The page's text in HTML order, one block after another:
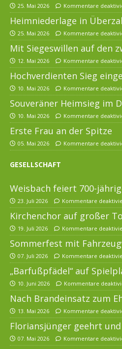
25. Mai 2026 Kommentare
Heimniederlage in
25. Mai 2026 Kommentare
Mit Siegeswillen auf den
12. Mai 2026 Kommentare
Hochverdienten Sieg
10. Mai 2026 Kommentare
Souveräner Heimsieg im
10. Mai 2026 Kommentare
Erste Frau an der Spitze
05. Mai 2026 Kommentare
GESELLSCHAFT
Weisbach feiert 700-
23. Juli 2026 Kommentare
Kirchenchor auf großer
19. Juli 2026 Kommentare
Sommerfest mit
07. Juli 2026 Kommentare
„Barfußpfädel“ auf
10. Juni 2026 Kommentare
Nach Brandeinsatz zum
13. Mai 2026 Kommentare
Floriansjünger geehrt
07. Mai 2026 Kommentare